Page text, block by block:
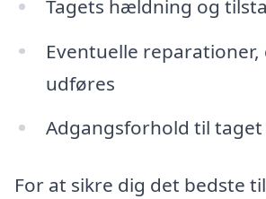
Tagets hældning og
Eventuelle reparationer,
udføres
Adgangsforhold til taget
For at sikre dig det bedste